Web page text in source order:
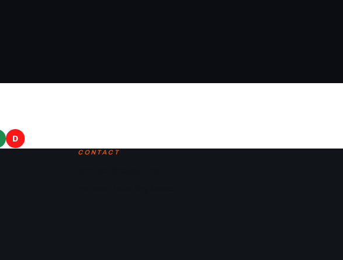
D
CONTACT